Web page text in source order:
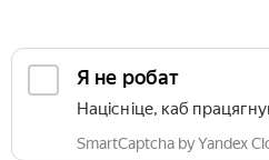
Я не робат
Націсніце, каб
SmartCaptcha by Yandex